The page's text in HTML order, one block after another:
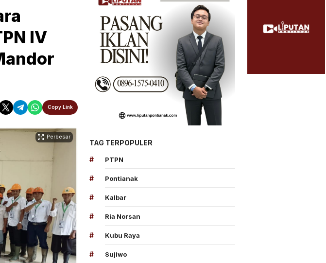
IV
Copy Link
Perbesar
TAG TERPOPULER
#
PTPN
# Pontianak
# Kalbar
# Ria Norsan
# Kubu Raya
# Sujiwo